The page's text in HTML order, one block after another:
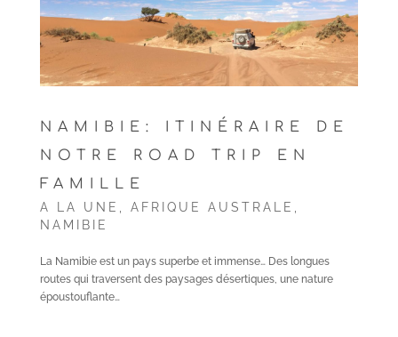
NAMIBIE: ITINÉRAIRE DE
NOTRE ROAD TRIP EN
FAMILLE
A LA UNE AFRIQUE AUSTRALE
NAMIBIE
La Namibie est un pays superbe et immense… Des longues
routes qui traversent des paysages désertiques, une nature
époustouflante…